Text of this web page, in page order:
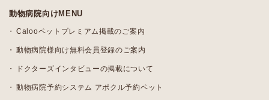
動物病院向けMENU
Calooペットプレミアム掲載のご案内
動物病院様向け無料会員登録のご案内
ドクターズインタビューの掲載について
動物病院予約システム アポクル予約ペット